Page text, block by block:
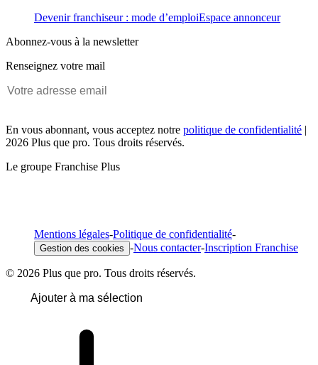
Devenir franchiseur : mode d’emploiEspace annonceur
Abonnez-vous à la newsletter
Renseignez votre mail
En vous abonnant, vous acceptez notre politique de confidentialité |
2026 Plus que pro. Tous droits réservés.
Le groupe Franchise Plus
Mentions légales-Politique de confidentialité-
Gestion des cookies -Nous contacter-Inscription Franchise
© 2026 Plus que pro. Tous droits réservés.
Ajouter à ma sélection